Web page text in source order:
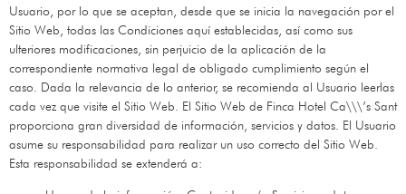
Usuario, por lo que se aceptan, desde que se inicia la navegación por el
Sitio Web, todas las Condiciones aquí establecidas, así como sus
ulteriores modificaciones, sin perjuicio de la aplicación de la
correspondiente normativa legal de obligado cumplimiento según el
caso. Dada la relevancia de lo anterior, se recomienda al Usuario leerlas
cada vez que visite el Sitio Web. El Sitio Web de Finca Hotel Ca\\\’s Sant
proporciona gran diversidad de información, servicios y datos. El Usuario
asume su responsabilidad para realizar un uso correcto del Sitio Web.
Esta responsabilidad se extenderá a: